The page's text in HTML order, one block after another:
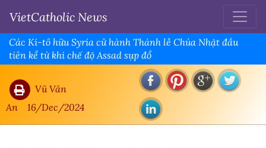
VietCatholic News
Các Ki-tô hữu Syria cử hành Thánh lễ Chúa Nhật đầu
tiên kể từ khi chế độ Assad sụp đổ
Vũ Văn
An
16/Dec/2024